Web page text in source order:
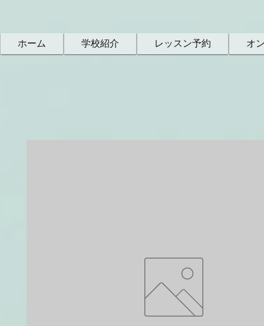
ホーム 学校紹介 レッスン予約 オ